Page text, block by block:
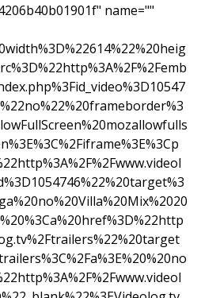
name=""